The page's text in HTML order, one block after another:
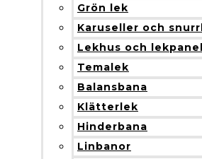
Grön lek
Karuseller och
Lekhus och
Temalek
Balansbana
Klätterlek
Hinderbana
Linbanor